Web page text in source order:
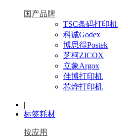
国产品牌
TSC条码打印机
科诚Godex
博思得Postek
芝柯ZICOX
立象Argox
佳博打印机
芯烨打印机
|
标签耗材
按应用